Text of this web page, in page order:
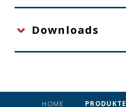
Downloads
HOME PRODUKTE